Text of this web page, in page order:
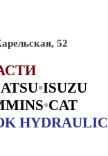
52
•ISUZU
•CAT
HYDRAULIC